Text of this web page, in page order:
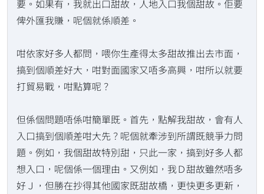
要。如果有，我就出口甜故，人地入口我個甜故。佢要
俾外匯我賺，呢個就係順差。
咁依家好多人都問，喂你生產得太多甜故推出去市面，
搞到個順差好大，咁對面國家又唔多高興，咁所以就要
打貿易戰，咁點算呢？
但係個問題唔係咁簡單既。首先，點解我甜故，會有人
入口搞到個順差咁大先？呢個就牽涉到所謂既競爭力問
題。例如，我個甜故特別甜，只此一家，搞到好多人都
想入口，呢個係一個理由。又例如，我Ｄ甜故雖然唔多
好Ｊ，但勝在抄得其他國家既甜故橋，更快更多更新，